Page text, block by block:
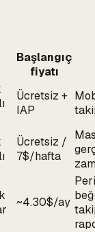
Başlangıç
fiyatı
Ücretsiz +
IAP
Ücretsiz /
7$/hafta
~4.30$/ay